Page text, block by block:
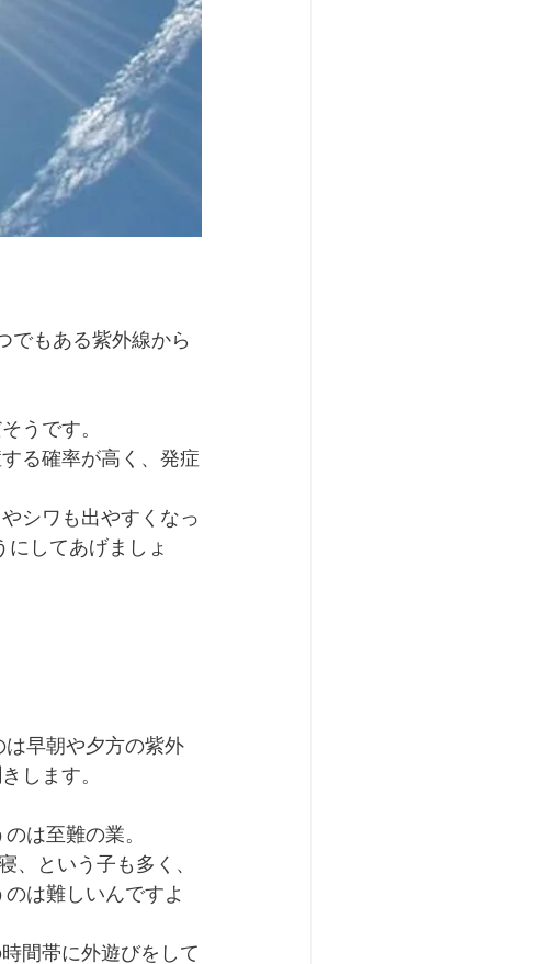
でもある紫外線から
うです。
る確率が高く、発症
シワも出やすくなっ
してあげましょ
早朝や夕方の紫外
します。
は至難の業。
、という子も多く、
は難しいんですよ
間帯に外遊びをして